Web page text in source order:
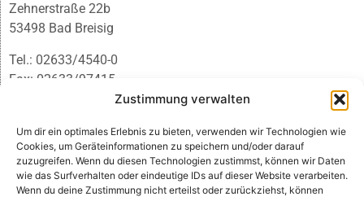
Zustimmung verwalten
Um dir ein optimales Erlebnis zu bieten, verwenden wir Technologien wie
Cookies, um Geräteinformationen zu speichern und/oder darauf
zuzugreifen. Wenn du diesen Technologien zustimmst, können wir Daten
wie das Surfverhalten oder eindeutige IDs auf dieser Website verarbeiten.
Wenn du deine Zustimmung nicht erteilst oder zurückziehst, können
Zehnerstraße 22b
53498 Bad Breisig
Tel.: 02633/4540-0
Fax: 02633/97415
infobb@blmedien.de